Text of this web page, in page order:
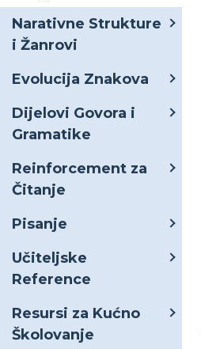
Narativne Strukture
i Žanrovi
Evolucija Znakova
Dijelovi Govora i
Gramatike
Reinforcement za
Čitanje
Pisanje
Učiteljske
Reference
Resursi za Kućno
Školovanje